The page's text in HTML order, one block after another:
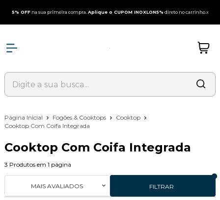
5% OFF na sua primeira compra.Aplique o CUPOM INOXLON5% direto no carrinho.x
Página Inicial Fogões & Cooktops
Cooktop
Cooktop Com Coifa Integrada
Cooktop Com Coifa Integrada
3 Produtos em 1 página
FILTRAR
MAIS AVALIADOS